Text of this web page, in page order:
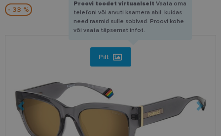
- 33 %
Pilt
Proovi toodet virtuaalselt Vaata oma
telefoni või arvuti kaamera abil, kuidas
need raamid sulle sobivad. Proovi kohe
või vaata täpsemat infot.